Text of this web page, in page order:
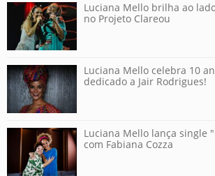
Luciana Mello brilha ao
no Projeto Clareou
Luciana Mello celebra 10
dedicado a Jair Rodrigues!
Luciana Mello lança single
com Fabiana Cozza